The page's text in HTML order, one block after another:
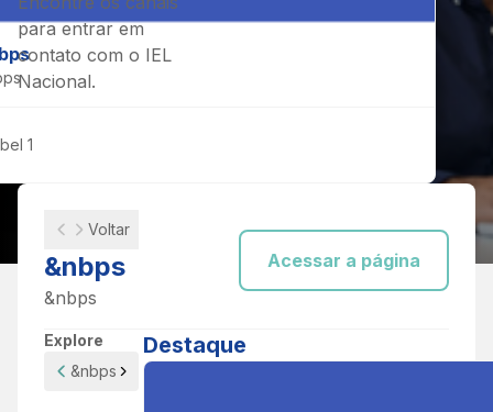
1
Voltar
&nbps
&nbps
Acessar a página
Explore
&nbps
Destaque
para entrar em
contato com o IEL
Nacional.
SEUS CANAIS DE ATENDIMENTO
Fale com a